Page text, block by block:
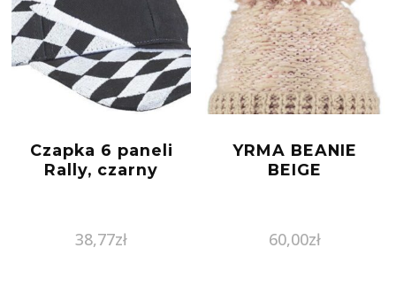
Czapka 6 paneli
Rally, czarny
38,77zł
YRMA BEANIE
BEIGE
60,00zł